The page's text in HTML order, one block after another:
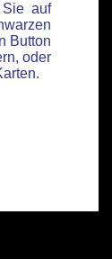
auf
Button
oder